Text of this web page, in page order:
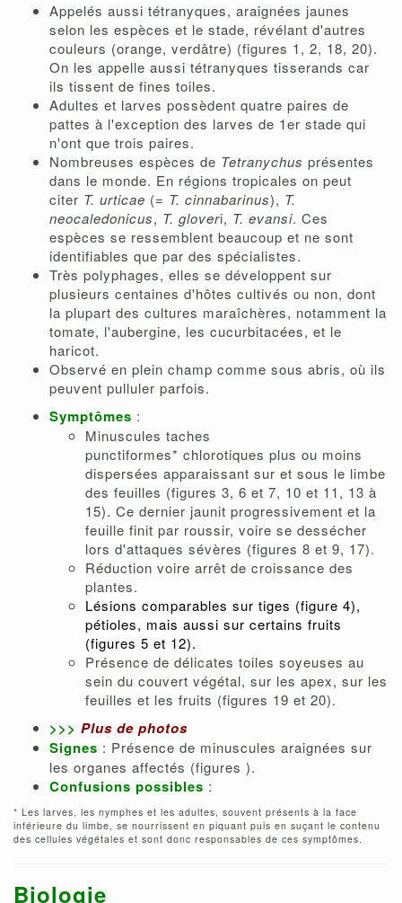
Appelés aussi tétranyques, araignées jaunes
selon les espèces et le stade, révélant d'autres
couleurs (orange, verdâtre) (figures 1, 2, 18, 20).
On les appelle aussi tétranyques tisserands car
ils tissent de fines toiles.
Adultes et larves possèdent quatre paires de
pattes à l'exception des larves de 1er stade qui
n'ont que trois paires.
Nombreuses espèces de Tetranychus présentes
dans le monde. En régions tropicales on peut
citer T. urticae (= T. cinnabarinus), T.
neocaledonicus, T. gloveri, T. evansi. Ces
espèces se ressemblent beaucoup et ne sont
identifiables que par des spécialistes.
Très polyphages, elles se développent sur
plusieurs centaines d'hôtes cultivés ou non, dont
la plupart des cultures maraîchères, notamment la
tomate, l'aubergine, les cucurbitacées, et le
haricot.
Observé en plein champ comme sous abris, où ils
peuvent pulluler parfois.
Symptômes :
Minuscules taches
punctiformes* chlorotiques plus ou moins
dispersées apparaissant sur et sous le limbe
des feuilles (figures 3, 6 et 7, 10 et 11, 13 à
15). Ce dernier jaunit progressivement et la
feuille finit par roussir, voire se dessécher
lors d'attaques sévères (figures 8 et 9, 17).
Réduction voire arrêt de croissance des
plantes.
Lésions comparables sur tiges (figure 4),
pétioles, mais aussi sur certains fruits
(figures 5 et 12).
Présence de délicates toiles soyeuses au
sein du couvert végétal, sur les apex, sur les
feuilles et les fruits (figures 19 et 20).
>>> Plus de photos
Signes : Présence de minuscules araignées sur
les organes affectés (figures ).
Confusions possibles :
* Les larves, les nymphes et les adultes, souvent présents à la face
inférieure du limbe, se nourrissent en piquant puis en suçant le contenu
des cellules végétales et sont donc responsables de ces symptômes.
Biologie